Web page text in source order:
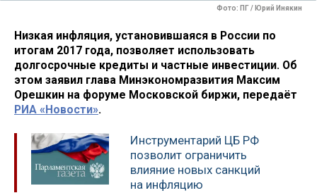
Фото: ПГ / Юрий Инякин
Низкая инфляция, установившаяся в России по
итогам 2017 года, позволяет использовать
долгосрочные кредиты и частные инвестиции. Об
этом заявил глава Минэкономразвития Максим
Орешкин на форуме Московской биржи, передаёт
РИА «Новости».
Инструментарий ЦБ РФ
позволит ограничить
влияние новых санкций
на инфляцию